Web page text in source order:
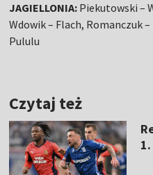
JAGIELLONIA: Piekutowski –
Wdowik – Flach, Romanczuk
Pululu
Czytaj też